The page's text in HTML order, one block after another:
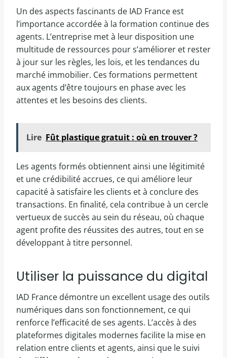
Un des aspects fascinants de IAD France est
l’importance accordée à la formation continue des
agents. L’entreprise met à leur disposition une
multitude de ressources pour s’améliorer et rester
à jour sur les règles, les lois, et les tendances du
marché immobilier. Ces formations permettent
aux agents d’être toujours en phase avec les
attentes et les besoins des clients.
Lire Fût plastique gratuit : où en trouver ?
Les agents formés obtiennent ainsi une légitimité
et une crédibilité accrues, ce qui améliore leur
capacité à satisfaire les clients et à conclure des
transactions. En finalité, cela contribue à un cercle
vertueux de succès au sein du réseau, où chaque
agent profite des réussites des autres, tout en se
développant à titre personnel.
Utiliser la puissance du digital
IAD France démontre un excellent usage des outils
numériques dans son fonctionnement, ce qui
renforce l’efficacité de ses agents. L’accès à des
plateformes digitales modernes facilite la mise en
relation entre clients et agents, ainsi que le suivi